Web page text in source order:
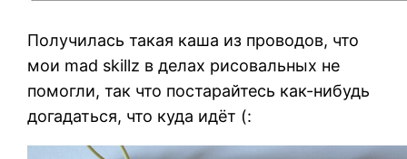
Получилась такая каша из проводов, что
мои mad skillz в делах рисовальных не
помогли, так что постарайтесь как-нибудь
догадаться, что куда идёт (: